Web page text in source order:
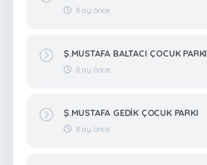
8 ay önce
Ş.MUSTAFA BALTACI ÇOCUK PARKI
8 ay önce
Ş.MUSTAFA GEDİK ÇOCUK PARKI
8 ay önce